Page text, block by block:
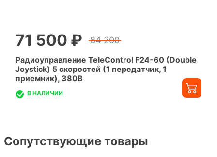
Радиоуправление TeleControl F24-60 (Double
Joystick) 5 скоростей (1 передатчик, 1
приемник), 380В
В НАЛИЧИИ
71 500 ₽ 84 200
Сопутствующие товары